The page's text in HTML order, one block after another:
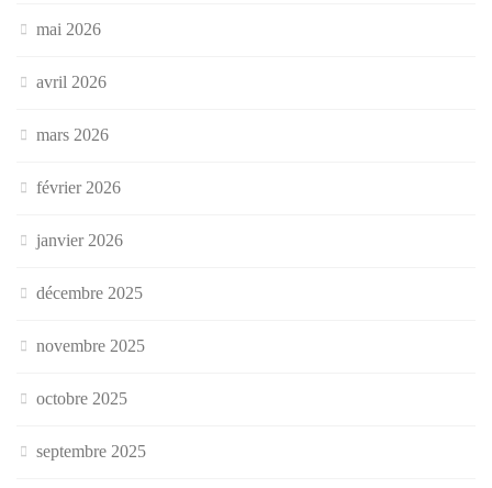
mai 2026
avril 2026
mars 2026
février 2026
janvier 2026
décembre 2025
novembre 2025
octobre 2025
septembre 2025